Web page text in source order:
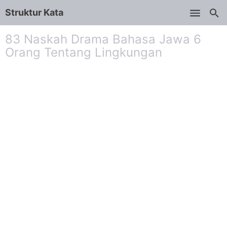
Struktur Kata
83 Naskah Drama Bahasa Jawa 6
Orang Tentang Lingkungan